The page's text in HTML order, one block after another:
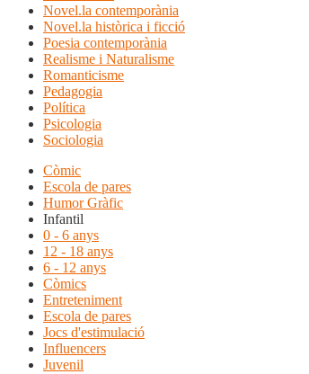
Novel.la contemporània
Novel.la històrica i ficció
Poesia contemporània
Realisme i Naturalisme
Romanticisme
Pedagogia
Política
Psicologia
Sociologia
Còmic
Escola de pares
Humor Gràfic
Infantil
0 - 6 anys
12 - 18 anys
6 - 12 anys
Còmics
Entreteniment
Escola de pares
Jocs d'estimulació
Influencers
Juvenil